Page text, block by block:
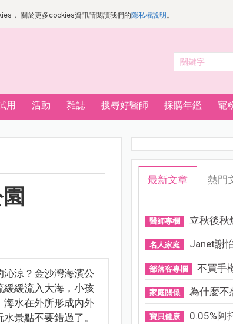
， 關於更多cookies資訊請閱讀我們的隱私權說明 。
用 活動 雜誌 搜尋好醫師 採購年鑑 寵
涼？金沙灣海濱公
緩緩流入大海，小孩
海水在外所形成內外
景點不要錯過了。
最新文章 熱門
醫師專欄 立秋後秋
名人家庭 Janet謝怡
部落客專欄 不買手
家庭關係 為什麼不
寶貝健康 0.05%阿